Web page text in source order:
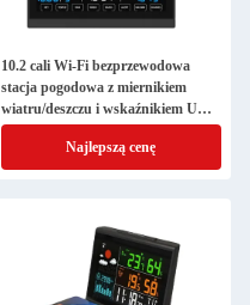
10.2 cali Wi-Fi bezprzewodowa
stacja pogodowa z miernikiem
wiatru/deszczu i wskaźnikiem UV
Model 2024
Najlepszą cenę